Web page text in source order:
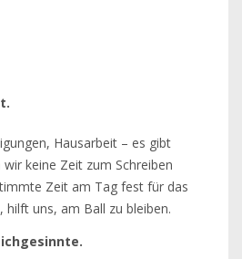
Hausarbeit – es gibt
keine Zeit zum Schreiben
Zeit am Tag fest für das
hilft uns, am Ball zu bleiben.